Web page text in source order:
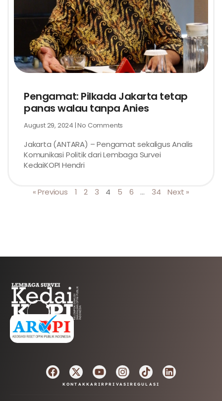
Pengamat: Pilkada Jakarta tetap
panas walau tanpa Anies
August 29, 2024 No Comments
Jakarta (ANTARA) – Pengamat sekaligus Analis
Komunikasi Politik dari Lembaga Survei
KedaiKOPI Hendri
« Previous 1 2 3 4 5 6 … 34 Next »
AFILIASI
KONTAK KARIRPRIVASI REGULASI